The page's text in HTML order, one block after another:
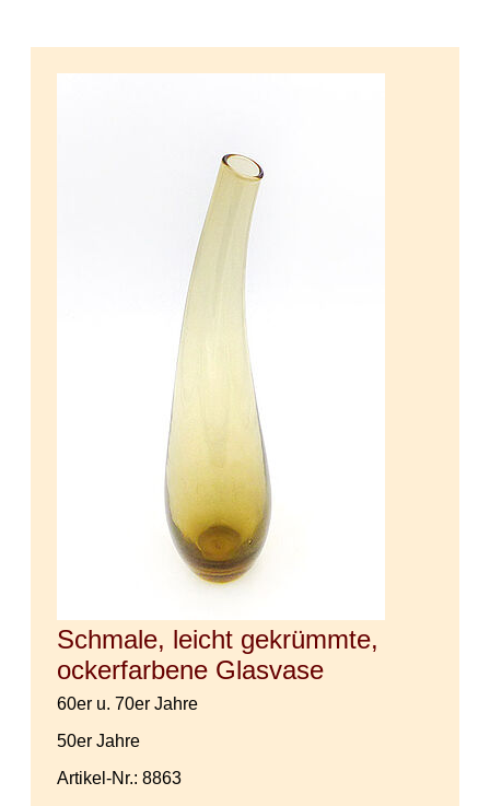
Schmale, leicht gekrümmte,
ockerfarbene Glasvase
60er u. 70er Jahre
50er Jahre
Artikel-Nr.: 8863